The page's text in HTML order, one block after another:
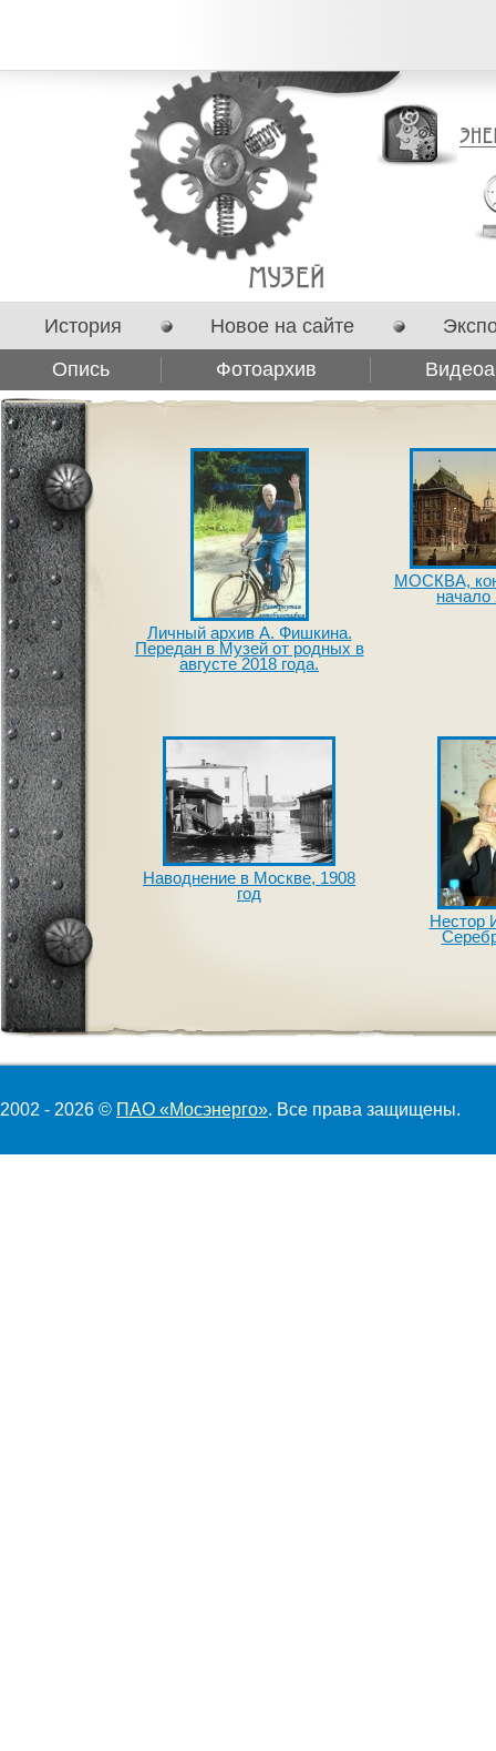
История Новое на сайте
Опись
Фотоархив
Сотрудничество
Личный архив А. Фишкина.
Передан в Музей от родных в
августе 2018 года.
МОСКВА,
Наводнение в Москве, 1908
год
Нестор
2002 - 2026 © ПАО «Мосэнерго». Все права защищены.